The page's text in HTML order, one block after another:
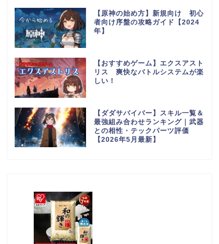
【原神の始め方】新規向け 初心
者向け序盤の攻略ガイド【2024
年】
【おすすめゲーム】エクスアスト
リス 爽快なバトルシステムが楽
しい！
【ダダサバイバー】スキル一覧＆
最強組み合わせランキング｜武器
との相性・テックパーツ評価
【2026年5月最新】